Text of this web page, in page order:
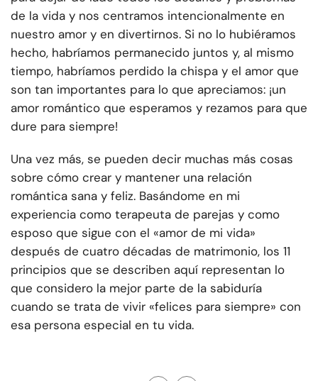
de la vida y nos centramos intencionalmente en
nuestro amor y en divertirnos. Si no lo hubiéramos
hecho, habríamos permanecido juntos y, al mismo
tiempo, habríamos perdido la chispa y el amor que
son tan importantes para lo que apreciamos: ¡un
amor romántico que esperamos y rezamos para que
dure para siempre!
Una vez más, se pueden decir muchas más cosas
sobre cómo crear y mantener una relación
romántica sana y feliz. Basándome en mi
experiencia como terapeuta de parejas y como
esposo que sigue con el «amor de mi vida»
después de cuatro décadas de matrimonio, los 11
principios que se describen aquí representan lo
que considero la mejor parte de la sabiduría
cuando se trata de vivir «felices para siempre» con
esa persona especial en tu vida.